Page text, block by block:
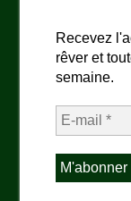
Recevez
rêver et
semaine.